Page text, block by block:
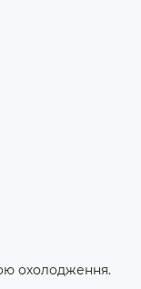
охолодження.